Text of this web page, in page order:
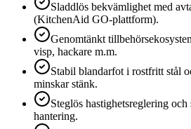
Sladdlös bekvämlighet med
(KitchenAid GO-plattform).
Genomtänkt
visp, hackare m.m.
Stabil blandarfot i rostfritt stål
minskar stänk.
Steglös hastighetsreglering
hantering.